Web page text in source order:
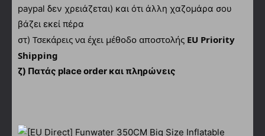
paypal δεν χρειάζεται) και ότι άλλη χαζομάρα σου
βάζει εκεί πέρα
στ) Τσεκάρεις να έχει μέθοδο αποστολής EU Priority
Shipping
ζ) Πατάς place order και πληρώνεις